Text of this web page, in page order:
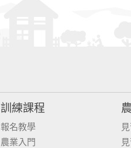
訓練課程
報名教學
農業入門